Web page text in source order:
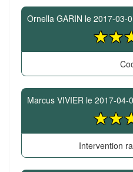
Ornella GARIN le 2017-03-
Marcus VIVIER le 2017-04-
Intervention